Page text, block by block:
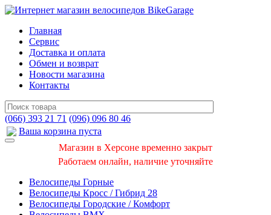
Главная
Сервис
Доставка и оплата
Обмен и возврат
Новости магазина
Контакты
(066) 393 21 71 (096) 096 80 46
Ваша корзина пуста
Магазин в Херсоне временно закрыт
Работаем онлайн, наличие уточняйте
Велосипеды Горные
Велосипеды Кросс / Гибрид 28
Велосипеды Городские / Комфорт